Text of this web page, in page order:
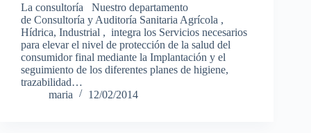
La consultoría Nuestro departamento
de Consultoría y Auditoría Sanitaria Agrícola ,
Hídrica, Industrial , integra los Servicios necesarios
para elevar el nivel de protección de la salud del
consumidor final mediante la Implantación y el
seguimiento de los diferentes planes de higiene,
trazabilidad…
maria
12/02/2014